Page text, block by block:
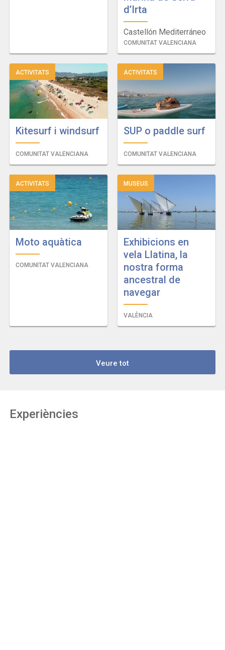
d’Irta
Castellón Mediterráneo
COMUNITAT VALENCIANA
ACTIVITATS
Kitesurf i windsurf
COMUNITAT VALENCIANA
ACTIVITATS
SUP o paddle surf
COMUNITAT VALENCIANA
ACTIVITATS
Moto aquàtica
COMUNITAT VALENCIANA
MUSEUS
Exhibicions en
vela Llatina, la
nostra forma
ancestral de
navegar
VALÈNCIA
Veure tot
Experiències